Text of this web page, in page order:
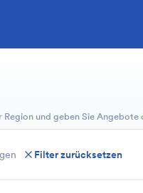
und geben Sie
Filter zurücksetzen